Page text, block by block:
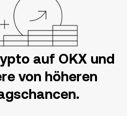
auf OKX und
von höheren